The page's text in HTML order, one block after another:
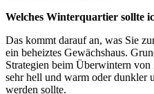
Welches Winterquartier sollte
Das kommt darauf an, was Sie
ein beheiztes Gewächshaus.
Strategien beim Überwintern
sehr hell und warm oder dunkler
werden sollte.